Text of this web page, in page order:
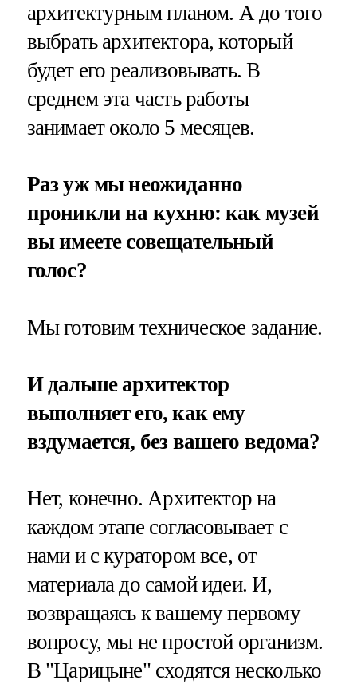
архитектурным планом. А до того
выбрать архитектора, который
будет его реализовывать. В
среднем эта часть работы
занимает около 5 месяцев.
Раз уж мы неожиданно
проникли на кухню: как музей
вы имеете совещательный
голос?
Мы готовим техническое задание.
И дальше архитектор
выполняет его, как ему
вздумается, без вашего ведома?
Нет, конечно. Архитектор на
каждом этапе согласовывает с
нами и с куратором все, от
материала до самой идеи. И,
возвращаясь к вашему первому
вопросу, мы не простой организм.
В "Царицыне" сходятся несколько